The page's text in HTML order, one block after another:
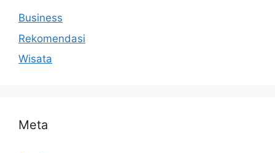
Business
Rekomendasi
Wisata
Meta